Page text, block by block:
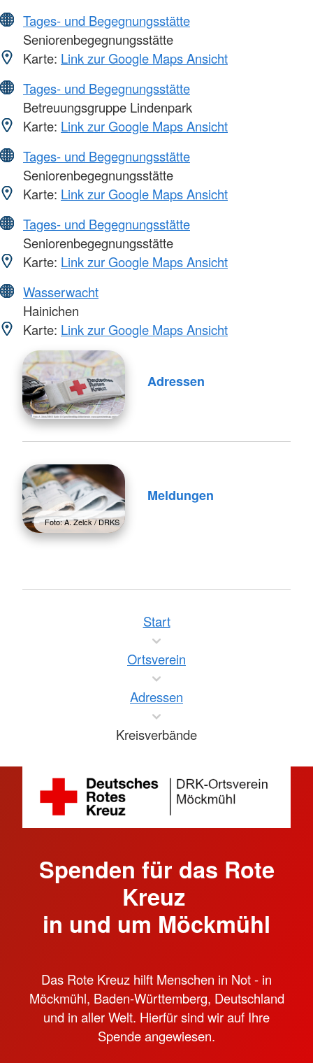
Tages- und Begegnungsstätte
Seniorenbegegnungsstätte
Karte: Link zur Google Maps Ansicht
Tages- und Begegnungsstätte
Betreuungsgruppe Lindenpark
Karte: Link zur Google Maps Ansicht
Tages- und Begegnungsstätte
Seniorenbegegnungsstätte
Karte: Link zur Google Maps Ansicht
Tages- und Begegnungsstätte
Seniorenbegegnungsstätte
Karte: Link zur Google Maps Ansicht
Wasserwacht
Hainichen
Karte: Link zur Google Maps Ansicht
Adressen
Foto: A. Zelck / DRKS
Meldungen
Start
Ortsverein
Adressen
Kreisverbände
Spenden für das Rote
Kreuz
in und um Möckmühl
Das Rote Kreuz hilft Menschen in Not - in
Möckmühl, Baden-Württemberg, Deutschland
und in aller Welt. Hierfür sind wir auf Ihre
Spende angewiesen.